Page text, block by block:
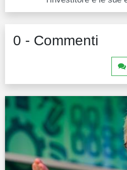
0 - Commenti